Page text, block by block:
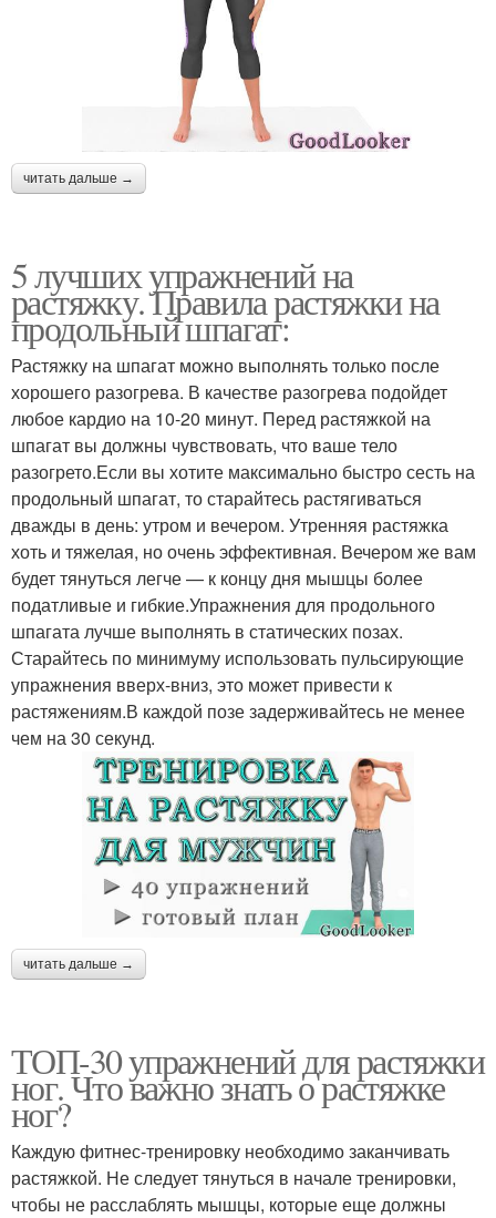
читать дальше →
5 лучших упражнений на
растяжку. Правила растяжки на
продольный шпагат:
Растяжку на шпагат можно выполнять только после
хорошего разогрева. В качестве разогрева подойдет
любое кардио на 10-20 минут. Перед растяжкой на
шпагат вы должны чувствовать, что ваше тело
разогрето.Если вы хотите максимально быстро сесть на
продольный шпагат, то старайтесь растягиваться
дважды в день: утром и вечером. Утренняя растяжка
хоть и тяжелая, но очень эффективная. Вечером же вам
будет тянуться легче — к концу дня мышцы более
податливые и гибкие.Упражнения для продольного
шпагата лучше выполнять в статических позах.
Старайтесь по минимуму использовать пульсирующие
упражнения вверх-вниз, это может привести к
растяжениям.В каждой позе задерживайтесь не менее
чем на 30 секунд.
читать дальше →
ТОП-30 упражнений для растяжки
ног. Что важно знать о растяжке
ног?
Каждую фитнес-тренировку необходимо заканчивать
растяжкой. Не следует тянуться в начале тренировки,
чтобы не расслаблять мышцы, которые еще должны